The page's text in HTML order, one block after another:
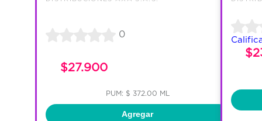
0
$27.900
PUM: $ 372.00 ML
Agregar